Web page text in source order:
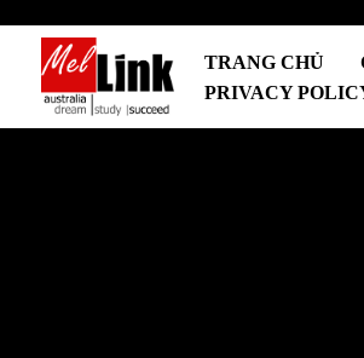
TRANG CHỦ
PRIVACY